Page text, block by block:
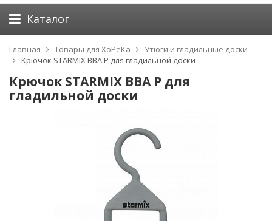
Каталог
Главная Товары для ХоРеКа
Утюги и гладильные доски
Крючок STARMIX BBA P для гладильной доски
Крючок STARMIX BBA P для
гладильной доски